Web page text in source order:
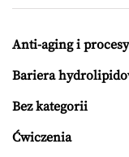
Anti-aging i
Bariera
Bez kategorii
Ćwiczenia